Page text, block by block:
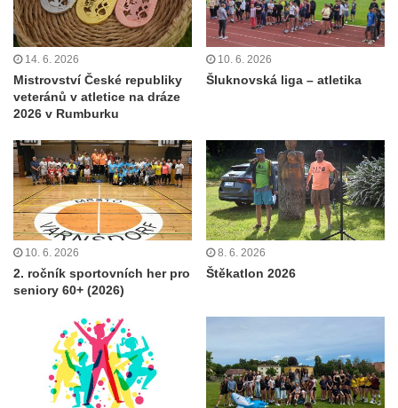
14. 6. 2026
Mistrovství České republiky
veteránů v atletice na dráze
2026 v Rumburku
10. 6. 2026
Šluknovská liga – atletika
10. 6. 2026
2. ročník sportovních her pro
seniory 60+ (2026)
8. 6. 2026
Štěkatlon 2026